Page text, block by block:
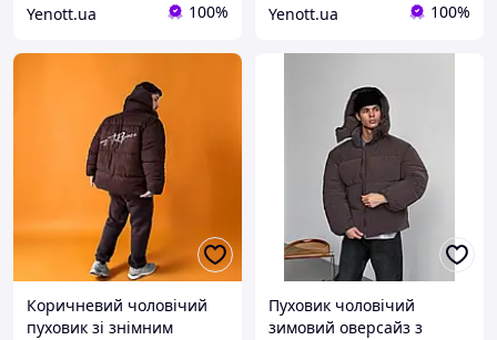
Yenott.ua 100% Yenott.ua 100%
Коричневий чоловічий
пуховик зі знімним
Пуховик чоловічий
зимовий оверсайз з